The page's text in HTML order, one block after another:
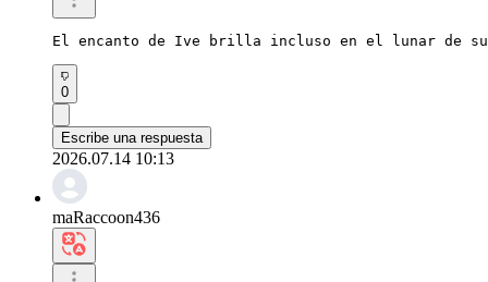
El encanto de Ive brilla incluso en el lunar de su
0
Escribe una respuesta
2026.07.14 10:13
maRaccoon436